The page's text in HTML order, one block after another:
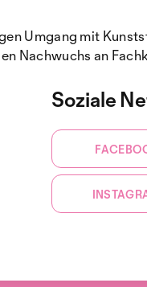
Umgang mit
Nachwuchs an
Soziale